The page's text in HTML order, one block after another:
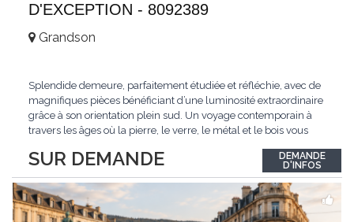
D'EXCEPTION - 8092389
SUR DEMANDE
Grandson
Splendide demeure, parfaitement étudiée et réfléchie, avec de
magnifiques pièces bénéficiant d’une luminosité extraordinaire
grâce à son orientation plein sud. Un voyage contemporain à
travers les âges où la pierre, le verre, le métal et le bois vous
de Grandson, entourée de nature et d’un verger de fruitiers, et...
DEMANDE
D'INFOS